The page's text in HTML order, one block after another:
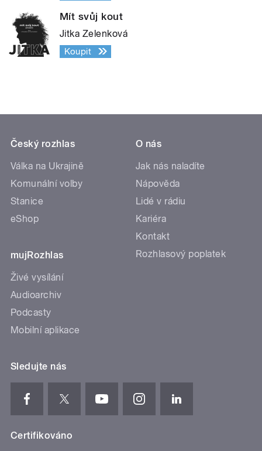
Mít svůj kout
Jitka Zelenková
Koupit
Český rozhlas
Válka na Ukrajině
Komunální volby
Stanice
eShop
mujRozhlas
Živé vysílání
Audioarchiv
Podcasty
Mobilní aplikace
O nás
Jak nás naladíte
Nápověda
Lidé v rádiu
Kariéra
Kontakt
Rozhlasový poplatek
Sledujte nás
Certifikováno